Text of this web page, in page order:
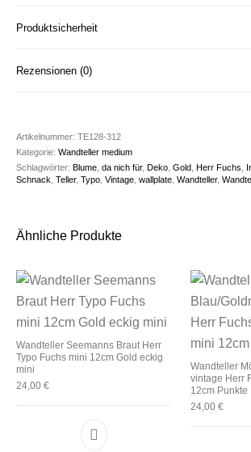
Produktsicherheit
Rezensionen (0)
Artikelnummer:TE128-312
Kategorie:Wandteller medium
Schlagwörter:Blume ,da nich für,Deko ,Gold ,Herr Fuchs
Schnack ,Teller,Typo ,Vintage ,wallplate ,Wandteller,
Ähnliche Produkte
Wandteller Seemanns Braut Herr
Typo Fuchs mini 12cm Gold eckig
mini
24,00€
Wandteller
vintage Herr
12cm Punkte
24,00 €